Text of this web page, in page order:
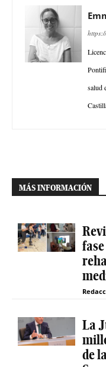
salud
MÁS INFORMACIÓN
La
de